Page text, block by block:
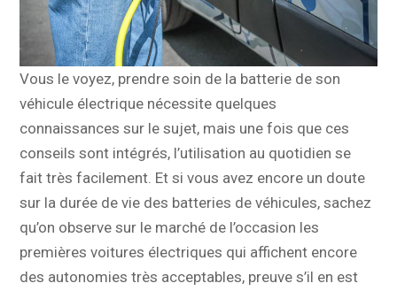
Vous le voyez, prendre soin de la batterie de son
véhicule électrique nécessite quelques
connaissances sur le sujet, mais une fois que ces
conseils sont intégrés, l’utilisation au quotidien se
fait très facilement. Et si vous avez encore un doute
sur la durée de vie des batteries de véhicules, sachez
qu’on observe sur le marché de l’occasion les
premières voitures électriques qui affichent encore
des autonomies très acceptables, preuve s’il en est